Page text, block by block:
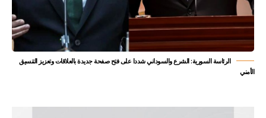
الرئاسة السورية: الشرع والسوداني شددا على فتح صفحة جديدة بالعلاقات وتعزيز التنسيق
الأمني